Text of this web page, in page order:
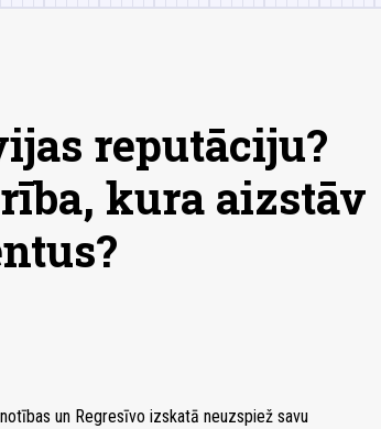
reputāciju?
kura aizstāv
un Regresīvo izskatā neuzspiež savu